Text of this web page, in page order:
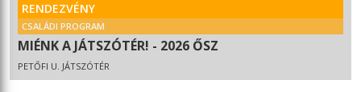
RENDEZVÉNY
CSALÁDI PROGRAM
MIÉNK A JÁTSZÓTÉR! - 2026 ŐSZ
PETŐFI U. JÁTSZÓTÉR